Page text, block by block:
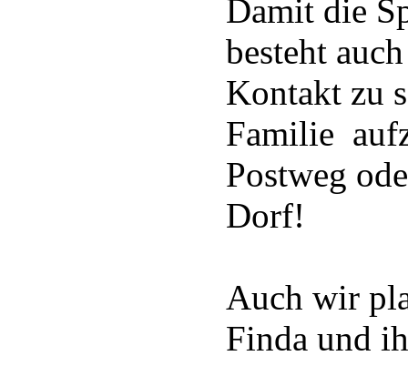
Damit die
besteht
Kontakt zu
Familie
Postweg
Dorf!
Auch wir
Finda und